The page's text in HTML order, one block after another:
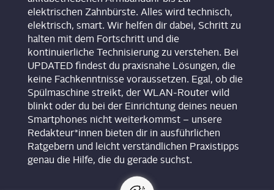
elektrischen Zahnbürste. Alles wird technisch,
elektrisch, smart. Wir helfen dir dabei, Schritt zu
halten mit dem Fortschritt und die
kontinuierliche Technisierung zu verstehen. Bei
UPDATED findest du praxisnahe Lösungen, die
keine Fachkenntnisse voraussetzen. Egal, ob die
Spülmaschine streikt, der WLAN-Router wild
blinkt oder du bei der Einrichtung deines neuen
Smartphones nicht weiterkommst – unsere
Redakteur*innen bieten dir in ausführlichen
Ratgebern und leicht verständlichen Praxistipps
genau die Hilfe, die du gerade suchst.